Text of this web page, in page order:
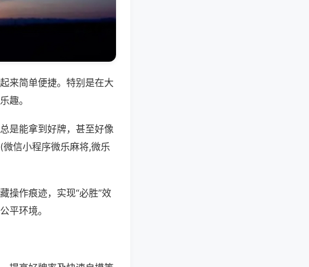
来简单便捷。特别是在大
趣。
是能拿到好牌，甚至好像
信小程序微乐麻将,微乐
操作痕迹，实现“必胜”效
平环境。